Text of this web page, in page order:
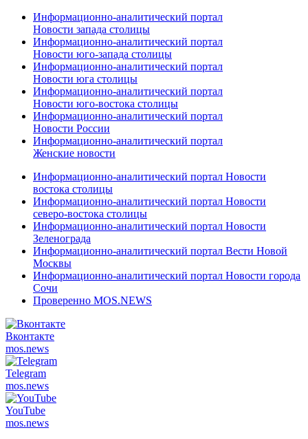
Информационно-аналитический портал
Новости запада столицы
Информационно-аналитический портал
Новости юго-запада столицы
Информационно-аналитический портал
Новости юга столицы
Информационно-аналитический портал
Новости юго-востока столицы
Информационно-аналитический портал
Новости России
Информационно-аналитический портал
Женские новости
Информационно-аналитический портал Новости
востока столицы
Информационно-аналитический портал Новости
северо-востока столицы
Информационно-аналитический портал Новости
Зеленограда
Информационно-аналитический портал Вести Новой
Москвы
Информационно-аналитический портал Новости города
Сочи
Проверенно MOS.NEWS
Вконтакте
mos.news
Telegram
mos.news
YouTube
mos.news